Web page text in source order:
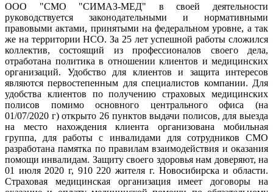
ООО "СМО "СИМАЗ-МЕД" в своей деятельности
руководствуется законодательными и нормативными
правовыми актами, принятыми на федеральном уровне, а так
же на территории НСО. За 25 лет успешной работы сложился
коллектив, состоящий из профессионалов своего дела,
отработана политика в отношении клиентов и медицинских
организаций. Удобство для клиентов и защита интересов
являются первостепенным для специалистов компании. Для
удобства клиентов по получению страховых медицинских
полисов помимо основного центрального офиса (на
01/07/2020 г) открыто 26 пунктов выдачи полисов, для выезда
на место нахождения клиента организована мобильная
группа, для работы с инвалидами для сотрудников СМО
разработана памятка по правилам взаимодействия и оказания
помощи инвалидам. Защиту своего здоровья нам доверяют, на
01 июля 2020 г, 910 220 жителя г. Новосибирска и области.
Страховая медицинская организация имеет договоры на